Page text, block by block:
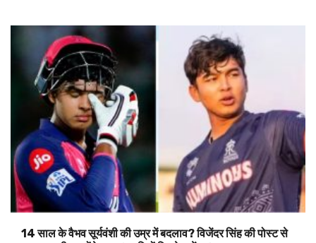
14 साल के वैभव सूर्यवंशी की उम्र में बदलाव? विजेंदर सिंह की पोस्ट से